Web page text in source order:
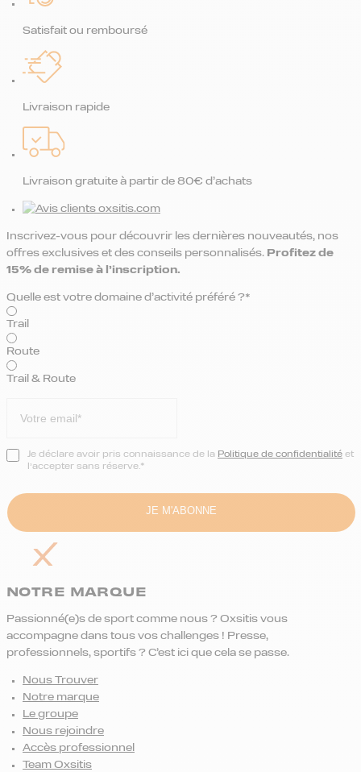
Satisfait ou remboursé
Livraison rapide
Livraison gratuite à partir de 80€ d’achats
Inscrivez-vous pour découvrir les dernières nouveautés, nos
offres exclusives et des conseils personnalisés. Profitez de
15% de remise à l’inscription.
Quelle est votre domaine d’activité préféré ?*
Trail
Route
Trail & Route
Je déclare avoir pris connaissance de la Politique de confidentialité et
l’accepter sans réserve.*
NOTRE MARQUE
Passionné(e)s de sport comme nous ? Oxsitis vous
accompagne dans tous vos challenges ! Presse,
professionnels, sportifs ? C’est ici que cela se passe.
Nous Trouver
Notre marque
Le groupe
Nous rejoindre
Accès professionnel
Team Oxsitis